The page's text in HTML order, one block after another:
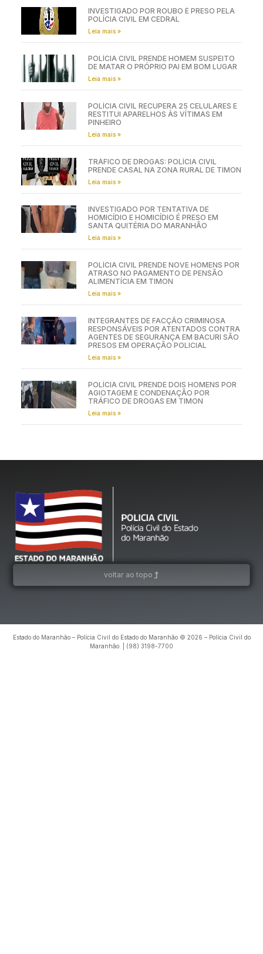
INVESTIGADO POR ROUBO É PRESO PELA
POLÍCIA CIVIL EM CEDRAL
Leia mais »
POLÍCIA CIVIL PRENDE HOMEM SUSPEITO
DE MATAR O PRÓPRIO PAI EM BOM LUGAR
Leia mais »
POLÍCIA CIVIL RECUPERA 25 CELULARES E
RESTITUI APARELHOS ÀS VÍTIMAS EM
PINHEIRO
Leia mais »
TRÁFICO DE DROGAS: POLÍCIA CIVIL
PRENDE CASAL NA ZONA RURAL DE TIMON
Leia mais »
INVESTIGADO POR TENTATIVA DE
HOMICÍDIO E HOMICÍDIO É PRESO EM
SANTA QUITÉRIA DO MARANHÃO
Leia mais »
POLÍCIA CIVIL PRENDE NOVE HOMENS POR
ATRASO NO PAGAMENTO DE PENSÃO
ALIMENTÍCIA EM TIMON
Leia mais »
INTEGRANTES DE FACÇÃO CRIMINOSA
RESPONSÁVEIS POR ATENTADOS CONTRA
AGENTES DE SEGURANÇA EM BACURI SÃO
PRESOS EM OPERAÇÃO POLICIAL
Leia mais »
POLÍCIA CIVIL PRENDE DOIS HOMENS POR
AGIOTAGEM E CONDENAÇÃO POR
TRÁFICO DE DROGAS EM TIMON
Leia mais »
voltar ao topo
Estado do Maranhão – Polícia Civil do Estado do Maranhão © 2026 – Polícia Civil do
Maranhão. | (98) 3198-7700